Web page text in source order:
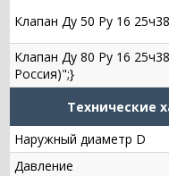
Клапан Ду 50 Ру 16
Клапан Ду 80 Ру 16
Россия)";}
Технические
Наружный диаметр D
Давление